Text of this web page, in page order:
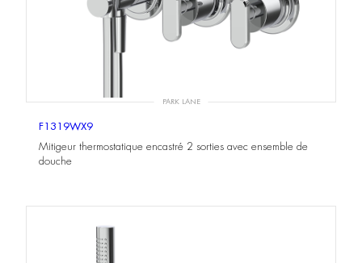
PARK LANE
F1319WX9
Mitigeur thermostatique encastré 2 sorties avec ensemble de
douche